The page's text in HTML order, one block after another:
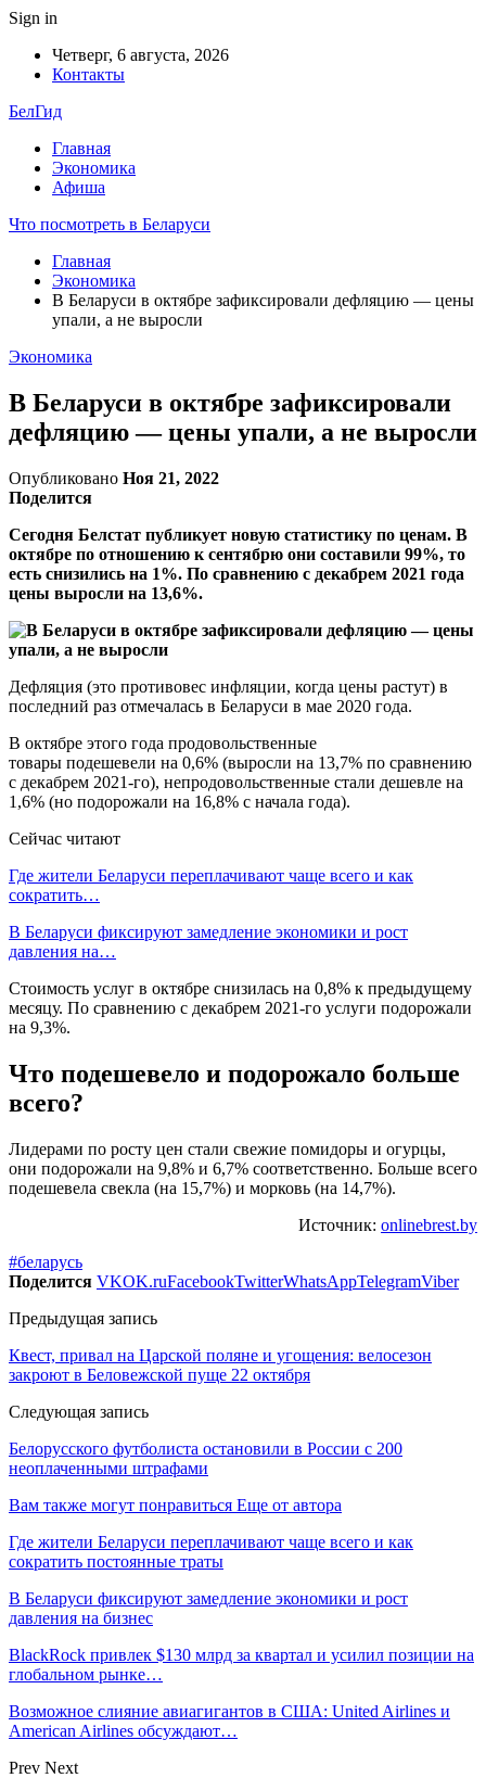
Sign in
Четверг, 6 августа, 2026
Контакты
БелГид
Главная
Экономика
Афиша
Что посмотреть в Беларуси
Главная
Экономика
В Беларуси в октябре зафиксировали дефляцию — цены
упали, а не выросли
Экономика
В Беларуси в октябре зафиксировали
дефляцию — цены упали, а не выросли
Опубликовано Ноя 21, 2022
Поделится
Сегодня Белстат публикует новую статистику по ценам. В
октябре по отношению к сентябрю они составили 99%, то
есть снизились на 1%. По сравнению с декабрем 2021 года
цены выросли на 13,6%.
Дефляция (это противовес инфляции, когда цены растут) в
последний раз отмечалась в Беларуси в мае 2020 года.
В октябре этого года продовольственные
товары подешевели на 0,6% (выросли на 13,7% по сравнению
с декабрем 2021-го), непродовольственные стали дешевле на
1,6% (но подорожали на 16,8% с начала года).
Сейчас читают
Где жители Беларуси переплачивают чаще всего и как
сократить…
В Беларуси фиксируют замедление экономики и рост
давления на…
Стоимость услуг в октябре снизилась на 0,8% к предыдущему
месяцу. По сравнению с декабрем 2021-го услуги подорожали
на 9,3%.
Что подешевело и подорожало больше
всего?
Лидерами по росту цен стали свежие помидоры и огурцы,
они подорожали на 9,8% и 6,7% соответственно. Больше всего
подешевела свекла (на 15,7%) и морковь (на 14,7%).
Источник: onlinebrest.by
#беларусь
Поделится VKOK.ruFacebookTwitterWhatsAppTelegramViber
Предыдущая запись
Квест, привал на Царской поляне и угощения: велосезон
закроют в Беловежской пуще 22 октября
Следующая запись
Белорусского футболиста остановили в России с 200
неоплаченными штрафами
Вам также могут понравиться Еще от автора
Где жители Беларуси переплачивают чаще всего и как
сократить постоянные траты
В Беларуси фиксируют замедление экономики и рост
давления на бизнес
BlackRock привлек $130 млрд за квартал и усилил позиции на
глобальном рынке…
Возможное слияние авиагигантов в США: United Airlines и
American Airlines обсуждают…
Prev Next